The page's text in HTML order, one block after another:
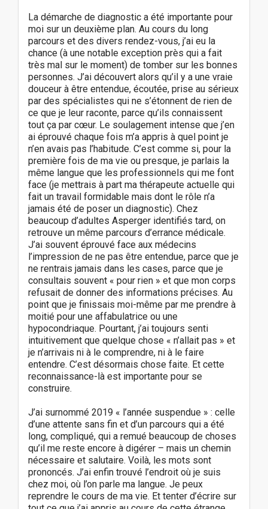
La démarche de diagnostic a été importante pour
moi sur un deuxième plan. Au cours du long
parcours et des divers rendez-vous, j’ai eu la
chance (à une notable exception près qui a fait
très mal sur le moment) de tomber sur les bonnes
personnes. J’ai découvert alors qu’il y a une vraie
douceur à être entendue, écoutée, prise au sérieux
par des spécialistes qui ne s’étonnent de rien de
ce que je leur raconte, parce qu’ils connaissent
tout ça par cœur. Le soulagement intense que j’en
ai éprouvé chaque fois m’a appris à quel point je
n’en avais pas l’habitude. C’est comme si, pour la
première fois de ma vie ou presque, je parlais la
même langue que les professionnels qui me font
face (je mettrais à part ma thérapeute actuelle qui
fait un travail formidable mais dont le rôle n’a
jamais été de poser un diagnostic). Chez
beaucoup d’adultes Asperger identifiés tard, on
retrouve un même parcours d’errance médicale.
J’ai souvent éprouvé face aux médecins
l’impression de ne pas être entendue, parce que je
ne rentrais jamais dans les cases, parce que je
consultais souvent « pour rien » et que mon corps
refusait de donner des informations précises. Au
point que je finissais moi-même par me prendre à
moitié pour une affabulatrice ou une
hypocondriaque. Pourtant, j’ai toujours senti
intuitivement que quelque chose « n’allait pas » et
je n’arrivais ni à le comprendre, ni à le faire
entendre. C’est désormais chose faite. Et cette
reconnaissance-là est importante pour se
construire.
J’ai surnommé 2019 « l’année suspendue » : celle
d’une attente sans fin et d’un parcours qui a été
long, compliqué, qui a remué beaucoup de choses
qu’il me reste encore à digérer – mais un chemin
nécessaire et salutaire. Voilà, les mots sont
prononcés. J’ai enfin trouvé l’endroit où je suis
chez moi, où l’on parle ma langue. Je peux
reprendre le cours de ma vie. Et tenter d’écrire sur